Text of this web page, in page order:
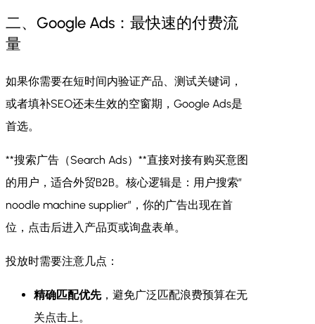
二、Google Ads：最快速的付费流
量
如果你需要在短时间内验证产品、测试关键词，
或者填补SEO还未生效的空窗期，Google Ads是
首选。
**搜索广告（Search Ads）**直接对接有购买意图
的用户，适合外贸B2B。核心逻辑是：用户搜索”
noodle machine supplier”，你的广告出现在首
位，点击后进入产品页或询盘表单。
投放时需要注意几点：
精确匹配优先，避免广泛匹配浪费预算在无
关点击上。